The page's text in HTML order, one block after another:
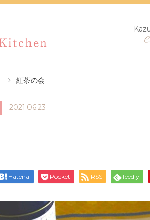
紅茶の会
2021.06.23
Hatena Pocket RSS feedly